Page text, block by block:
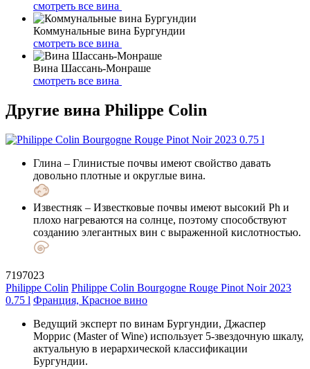
смотреть все вина
Коммунальные вина Бургундии
смотреть все вина
Вина Шассань-Монраше
смотреть все вина
Другие вина Philippe Colin
Глина – Глинистые почвы имеют свойство давать
довольно плотные и округлые вина.
Известняк – Известковые почвы имеют высокий Ph и
плохо нагреваются на солнце, поэтому способствуют
созданию элегантных вин с выраженной кислотностью.
7197023
Philippe Colin Philippe Colin Bourgogne Rouge Pinot Noir 2023
0.75 l Франция, Красное вино
Ведущий эксперт по винам Бургундии, Джаспер
Моррис (Master of Wine) использует 5-звездочную шкалу,
актуальную в иерархической классификации
Бургундии.